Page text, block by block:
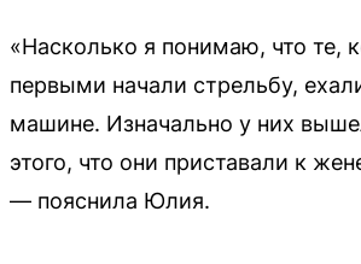
«Насколько я понимаю, что те,
первыми начали стрельбу,
машине. Изначально у них
этого, что они приставали к
— пояснила Юлия.